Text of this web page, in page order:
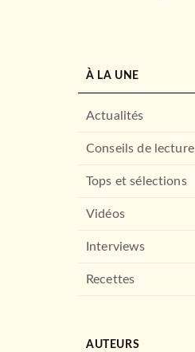
À LA UNE
Actualités
Conseils de lecture
Tops et sélections
Vidéos
Interviews
Recettes
AUTEURS